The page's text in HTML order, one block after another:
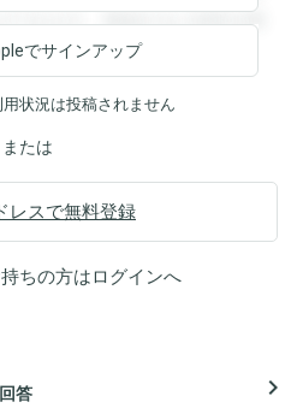
できます。登録すると回答を閲
でサインアップ
状況は投稿されません
または
レスで無料登録
ちの方はログインへ
答 navigate_next